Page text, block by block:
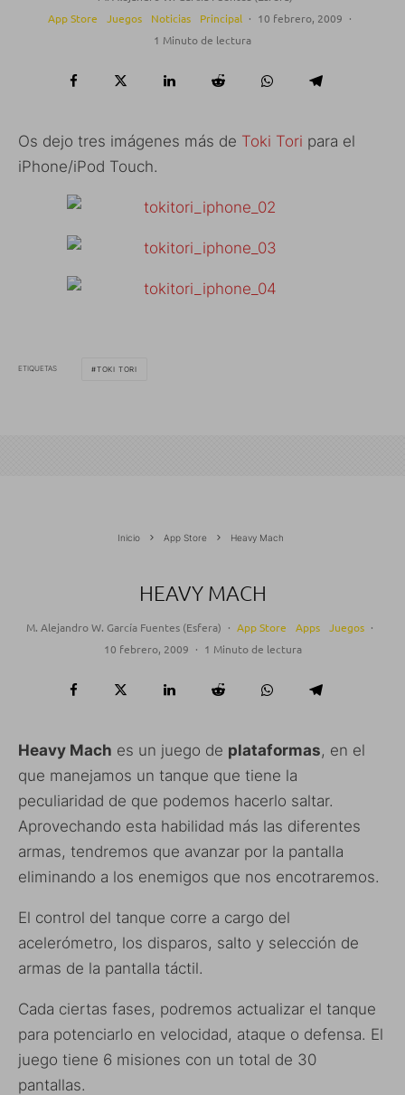
App Store
Juegos Noticias Principal · 10 febrero, 2009 ·
1 Minuto de lectura
Os dejo tres imágenes más de Toki Tori para el
iPhone/iPod Touch.
ETIQUETAS TOKI TORI
Inicio App Store Heavy Mach
HEAVY MACH
M. Alejandro W. García Fuentes (Esfera) · App Store Apps Juegos ·
10 febrero, 2009 · 1 Minuto de lectura
Heavy Mach es un juego de plataformas, en el
que manejamos un tanque que tiene la
peculiaridad de que podemos hacerlo saltar.
Aprovechando esta habilidad más las diferentes
armas, tendremos que avanzar por la pantalla
eliminando a los enemigos que nos encotraremos.
El control del tanque corre a cargo del
acelerómetro, los disparos, salto y selección de
armas de la pantalla táctil.
Cada ciertas fases, podremos actualizar el tanque
para potenciarlo en velocidad, ataque o defensa. El
juego tiene 6 misiones con un total de 30
pantallas.